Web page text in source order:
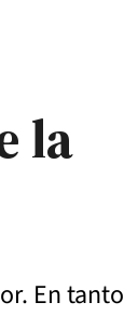
la
En tanto